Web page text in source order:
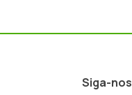
Siga-